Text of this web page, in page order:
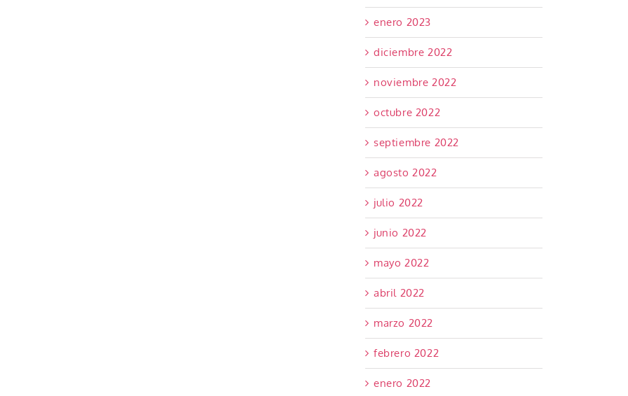
enero 2023
diciembre 2022
noviembre 2022
octubre 2022
septiembre 2022
agosto 2022
julio 2022
junio 2022
mayo 2022
abril 2022
marzo 2022
febrero 2022
enero 2022